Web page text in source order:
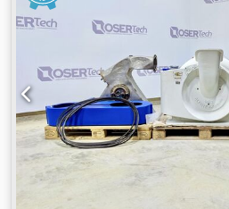
Dksdjzpxkqjpfx Ab Ejr Kapazität:
Kalk: 2 Tonnen/Stunde Für
Tonnen/Stunde Technische
U/min Elektromotor: 8 kW, 68 U/
und ihre Komponenten wurden
Wasserummantelung, Lager,
Maschinenrahmen. Zusätzlich
Drehdichtung an der